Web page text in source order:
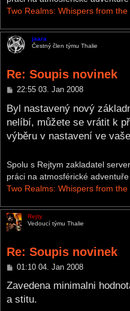
Two Realms: Whispers from the
jaara
Čestný člen týmu Thalie
Re: Soupis novinek
P
s
t
22:55 03. Jan 2008
Byl nastavený nový
nelíbí, můžete se vrátit k
výběru v nastavení ve
Spolu s Rejtym zakladatel
práci na atmosférické adventuře
Two Realms: Whispers from the
Rejty
Vedoucí týmu Thalie
Re: Soupis novinek
P
s
01:10 04. Jan 2008
Zavedena minimalni
a stitu.